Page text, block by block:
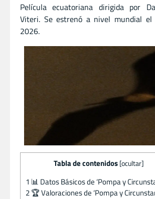
Película ecuatoriana dirigida por
Viteri. Se estrenó a nivel mundial
2026.
Tabla de contenidos [ocultar]
1 📊 Datos Básicos de ‘Pompa y
2🏆 Valoraciones de ‘Pompa y